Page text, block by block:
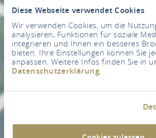
Diese Webseite verwendet Cookies
Wir verwenden Cookies, um die
analysieren, Funktionen für soziale
integrieren und Ihnen ein besseres
bieten. Ihre Einstellungen können Sie
anpassen. Weitere Infos finden Sie in
Datenschutzerklärung.